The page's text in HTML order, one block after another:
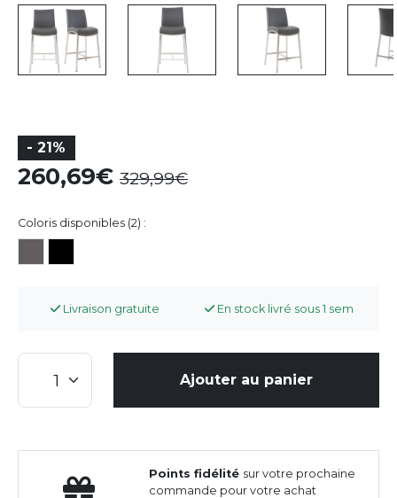
- 21%
260,69 329,99
Coloris disponibles (2) :
Livraison gratuite En stock livré sous 1 sem
Ajouter au panier
Points fidélité sur votre prochaine
commande pour votre achat